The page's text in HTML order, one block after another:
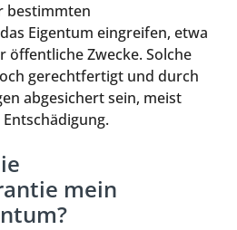
bestimmten
Eigentum eingreifen, etwa
öffentliche Zwecke. Solche
gerechtfertigt und durch
abgesichert sein, meist
mein